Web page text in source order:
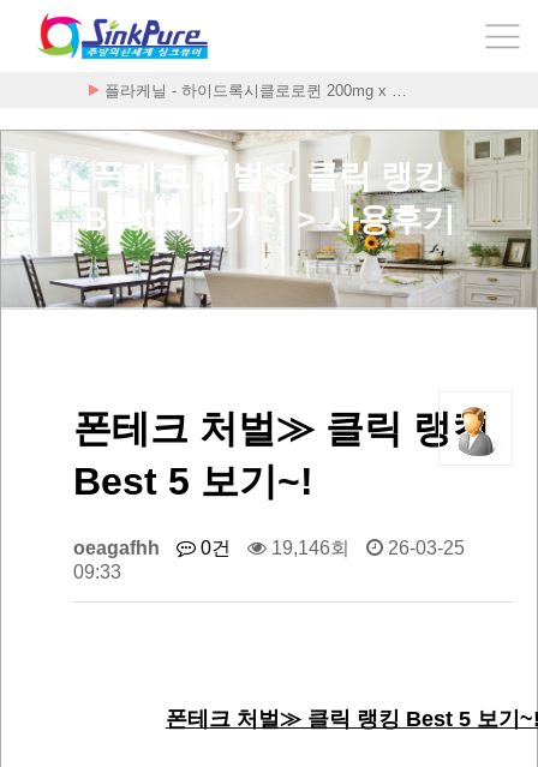
플라케닐 - 하이드록시클로로퀸 200mg x …
폰테크 처벌≫ 클릭 랭킹
Best 5 보기~! > 사용후기
폰테크 처벌≫ 클릭 랭킹
Best 5 보기~!
oeagafhh 0건 19,146회
26-03-25
09:33
폰테크 처벌≫ 클릭 랭킹 Best 5 보기